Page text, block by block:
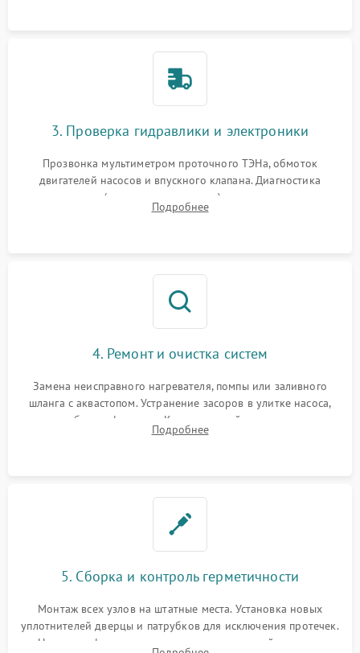
3. Проверка гидравлики и электроники
Прозвонка мультиметром проточного ТЭНа, обмоток
двигателей насосов и впускного клапана. Диагностика
прессостата (датчика уровня воды), датчика мутности,
концевика дверцы и электронного модуля управления.
Подробнее
4. Ремонт и очистка систем
Замена неисправного нагревателя, помпы или заливного
шланга с аквастопом. Устранение засоров в улитке насоса,
патрубках и фильтрах. Компонентный ремонт платы
управления, восстановление поврежденной проводки.
Подробнее
5. Сборка и контроль герметичности
Монтаж всех узлов на штатные места. Установка новых
уплотнителей дверцы и патрубков для исключения протечек.
Надежная фиксация хомутов гидравлической системы,